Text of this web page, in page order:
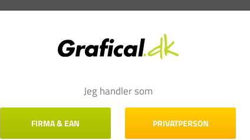
2
Jeg handler som
FIRMA & EAN PRIVATPERSON